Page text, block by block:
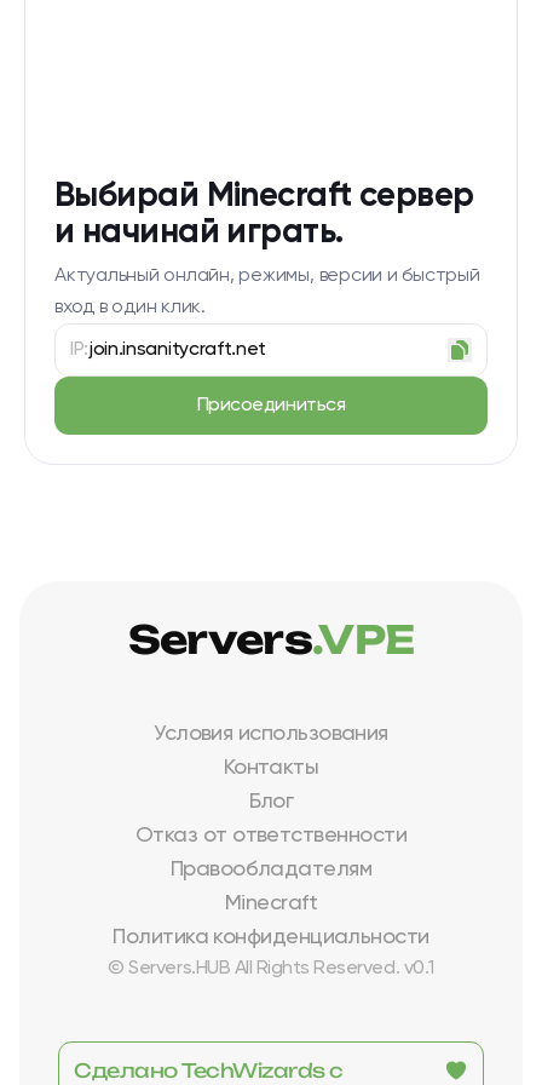
Выбирай Minecraft сервер
и начинай играть.
Актуальный онлайн, режимы, версии и быстрый
вход в один клик.
IP:join.insanitycraft.net
Присоединиться
Условия использования
Контакты
Блог
Отказ от ответственности
Правообладателям
Minecraft
Политика конфиденциальности
© Servers.HUB All Rights Reserved. v0.1
Servers.VPE
Сделано TechWizards с